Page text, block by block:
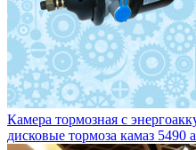
Камера тормозная с
дисковые тормоза камаз 5490